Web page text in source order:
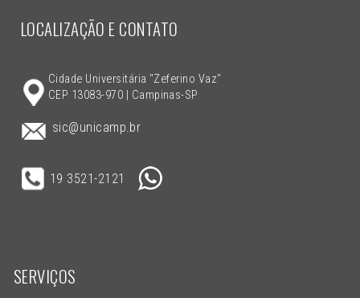
LOCALIZAÇÃO E CONTATO
Cidade Universitária "Zeferino Vaz"
CEP 13083-970 | Campinas-SP
sic@unicamp.br
19 3521-2121
SERVIÇOS